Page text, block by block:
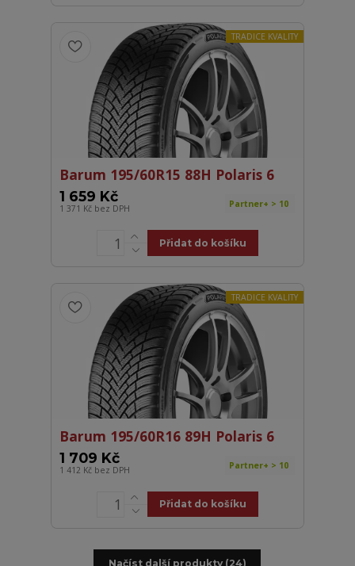
TRADICE KVALITY
Barum 195/60R15 88H Polaris 6
1 659 Kč
1 371 Kč bez DPH Partner+ > 10
Přidat do košíku
TRADICE KVALITY
Barum 195/60R16 89H Polaris 6
1 709 Kč
1 412 Kč bez DPH Partner+ > 10
Přidat do košíku
Načíst další produkty (24)